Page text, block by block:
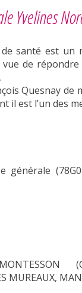
Yvelines
santé est
vue de
Quesnay
il est l’un des
générale
MUREAUX,